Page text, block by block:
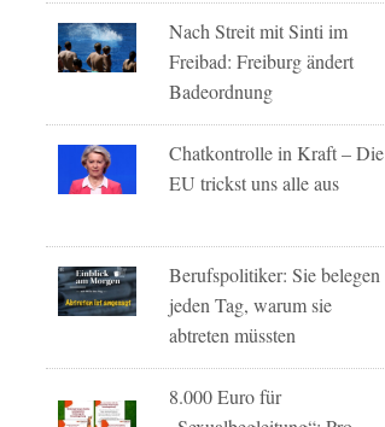
Nach Streit mit Sinti im
Freibad: Freiburg ändert
Badeordnung
Chatkontrolle in Kraft – Die
EU trickst uns alle aus
Berufspolitiker: Sie belegen
jeden Tag, warum sie
abtreten müssten
8.000 Euro für